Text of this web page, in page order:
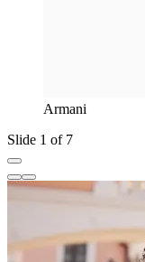
Armani
Slide 1 of 7